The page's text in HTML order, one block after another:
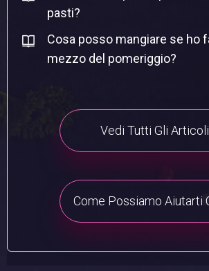
pasti?
Cosa posso mangiare se ho
mezzo del pomeriggio?
Vedi Tutti Gli Articoli
Come Possiamo Aiutarti